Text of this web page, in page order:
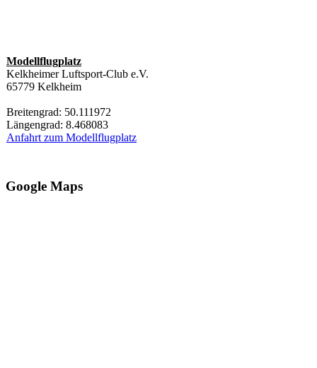
Modellflugplatz
Kelkheimer Luftsport-Club e.V.
65779 Kelkheim
Breitengrad: 50.111972
Längengrad: 8.468083
Anfahrt zum Modellflugplatz
Google Maps